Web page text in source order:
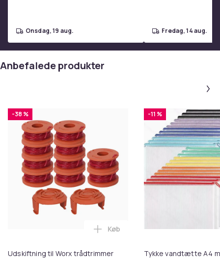
onsdag, 19 aug. fredag, 14 aug.
Anbefalede produkter
-38 %
Udskiftning til Worx trådtrimmer
Læg Udskiftning til Worx
Køb
-11 %
Tykke vandtætte A4